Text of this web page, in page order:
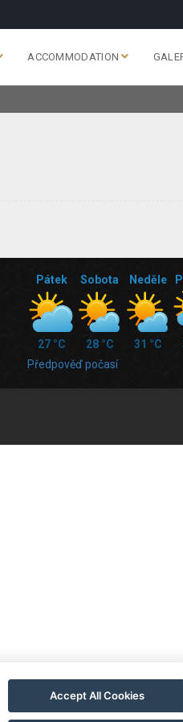
ACCOMMODATION
Pátek
27 °C
Sobota
28 °C
Neděle
31 °C
Předpověď počasí
Accept All Cookies